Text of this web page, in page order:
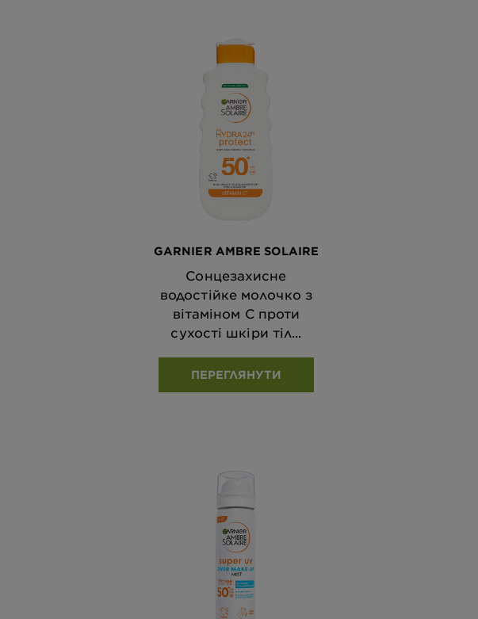
GARNIER AMBRE SOLAIRE
Сонцезахисне
водостійке молочко з
вітаміном С проти
сухості шкіри тіл...
ПЕРЕГЛЯНУТИ